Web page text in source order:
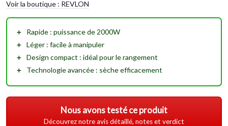
Voir la boutique : REVLON
＋ Rapide : puissance de 2000W
＋ Léger : facile à manipuler
＋ Design compact : idéal pour le rangement
＋
Technologie avancée : sèche efficacement
Nous avons testé ce produit
Découvrez notre avis détaillé, notes et verdict